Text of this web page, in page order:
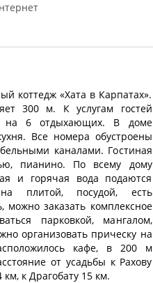
коттедж «Хата в Карпатах».
300 м. К услугам гостей
на 6 отдыхающих. В доме
Все номера обустроены
каналами. Гостиная
пианино. По всему дому
и горячая вода подаются
плитой, посудой, есть
можно заказать комплексное
парковкой, мангалом,
организовать прическу на
кафе, в 200 м
от усадьбы к Рахову
км, к Драгобату 15 км.